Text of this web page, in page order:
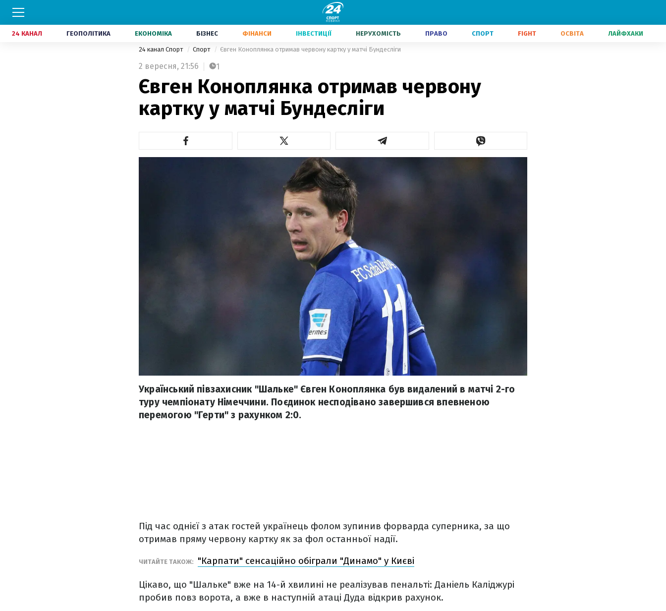
24 КАНАЛ ГЕОПОЛІТИКА ЕКОНОМІКА БІЗНЕС ФІНАНСИ ІНВЕСТИЦІЇ НЕРУХОМІСТЬ ПРАВО СПОРТ FIGHT ОСВІТА ЛАЙФХАКИ
24 канал Спорт Спорт Євген Коноплянка отримав червону картку у матчі Бундесліги
2 вересня, 21:56 1
Євген Коноплянка отримав червону
картку у матчі Бундесліги
Український півзахисник "Шальке" Євген Коноплянка був видалений в матчі 2-го
туру чемпіонату Німеччини. Поєдинок несподівано завершився впевненою
перемогою "Герти" з рахунком 2:0.
Під час однієї з атак гостей українець фолом зупинив форварда суперника, за що
отримав пряму червону картку як за фол останньої надії.
ЧИТАЙТЕ ТАКОЖ: "Карпати" сенсаційно обіграли "Динамо" у Києві
Цікаво, що "Шальке" вже на 14-й хвилині не реалізував пенальті: Даніель Каліджурі
пробив повз ворота, а вже в наступній атаці Дуда відкрив рахунок.